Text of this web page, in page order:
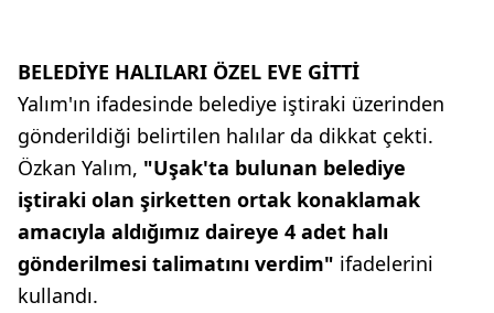
BELEDİYE HALILARI ÖZEL EVE GİTTİ
Yalım'ın ifadesinde belediye iştiraki üzerinden
gönderildiği belirtilen halılar da dikkat çekti.
Özkan Yalım, "Uşak'ta bulunan belediye
iştiraki olan şirketten ortak konaklamak
amacıyla aldığımız daireye 4 adet halı
gönderilmesi talimatını verdim" ifadelerini
kullandı.